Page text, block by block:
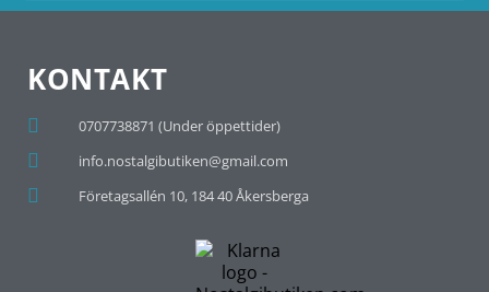
KONTAKT
0707738871 (Under öppettider)
info.nostalgibutiken@gmail.com
Företagsallén 10, 184 40 Åkersberga